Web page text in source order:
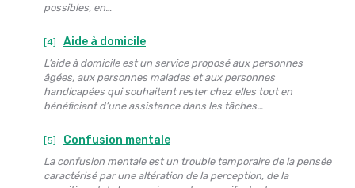
possibles, en…
[4] Aide à domicile
L’aide à domicile est un service proposé aux personnes
âgées, aux personnes malades et aux personnes
handicapées qui souhaitent rester chez elles tout en
bénéficiant d’une assistance dans les tâches…
[5] Confusion mentale
La confusion mentale est un trouble temporaire de la pensée
caractérisé par une altération de la perception, de la